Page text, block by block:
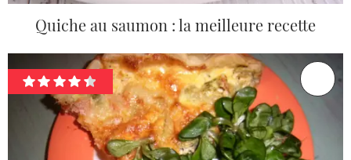
Quiche au saumon : la meilleure recette